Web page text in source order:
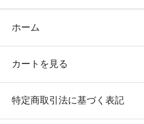
ホーム
カートを見る
特定商取引法に基づく表記